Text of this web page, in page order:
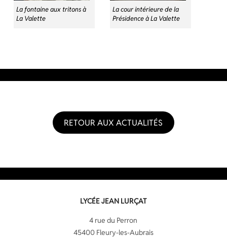
La fontaine aux tritons à
La Valette
La cour intérieure de la
Présidence à La Valette
RETOUR AUX ACTUALITÉS
LYCÉE JEAN LURÇAT
4 rue du Perron
45400 Fleury-les-Aubrais